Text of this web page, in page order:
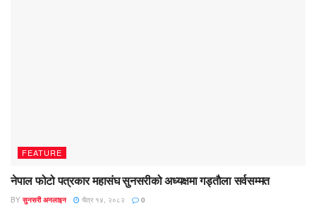
FEATURE
नेपाल फोटो पत्रकार महासंघ सुनसरीको अध्यक्षमा गड्ताैला सर्वसम्मत
BY सुनसरी अनलाइन चैत्र १४, २०८२ 0